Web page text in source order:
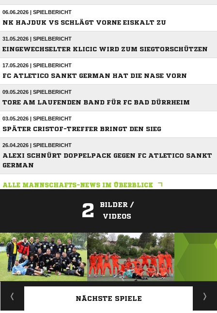
06.06.2026 | SPIELBERICHT
NK HAJDUK VS SCHLÄGT VORNE EISKALT ZU
31.05.2026 | SPIELBERICHT
EINGEWECHSELTER KLICIC WIRD ZUM SIEGTORSCHÜTZEN
17.05.2026 | SPIELBERICHT
FC ATLETICO SANKT GERMAN HAT DIE NASE VORN
09.05.2026 | SPIELBERICHT
TORE AM LAUFENDEN BAND FÜR FC BAD DÜRRHEIM
03.05.2026 | SPIELBERICHT
SPÄTER CRISTOF-TREFFER BRINGT DEN SIEG
26.04.2026 | SPIELBERICHT
ALEXI SCHNÜRT DOPPELPACK GEGEN FC ATLETICO SANKT
GERMAN
ALLE MANNSCHAFTS-NEWS IM ÜBERBLICK
2
BILDER /
VIDEOS
ANZEIGE
NÄCHSTE SPIELE